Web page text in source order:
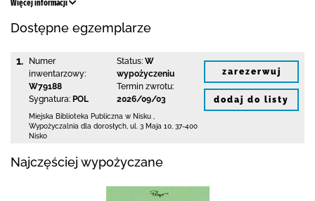
Więcej informacji
Dostępne egzemplarze
1.
Numer
inwentarzowy:
W79188
Sygnatura: POL
Status: W
wypożyczeniu
Termin zwrotu:
2026/09/03
Miejska Biblioteka Publiczna w Nisku
Wypożyczalnia dla dorosłych, ul. 3 Maja 10 37-400
Nisko
zarezerwuj
dodaj do listy
Najczęściej wypożyczane